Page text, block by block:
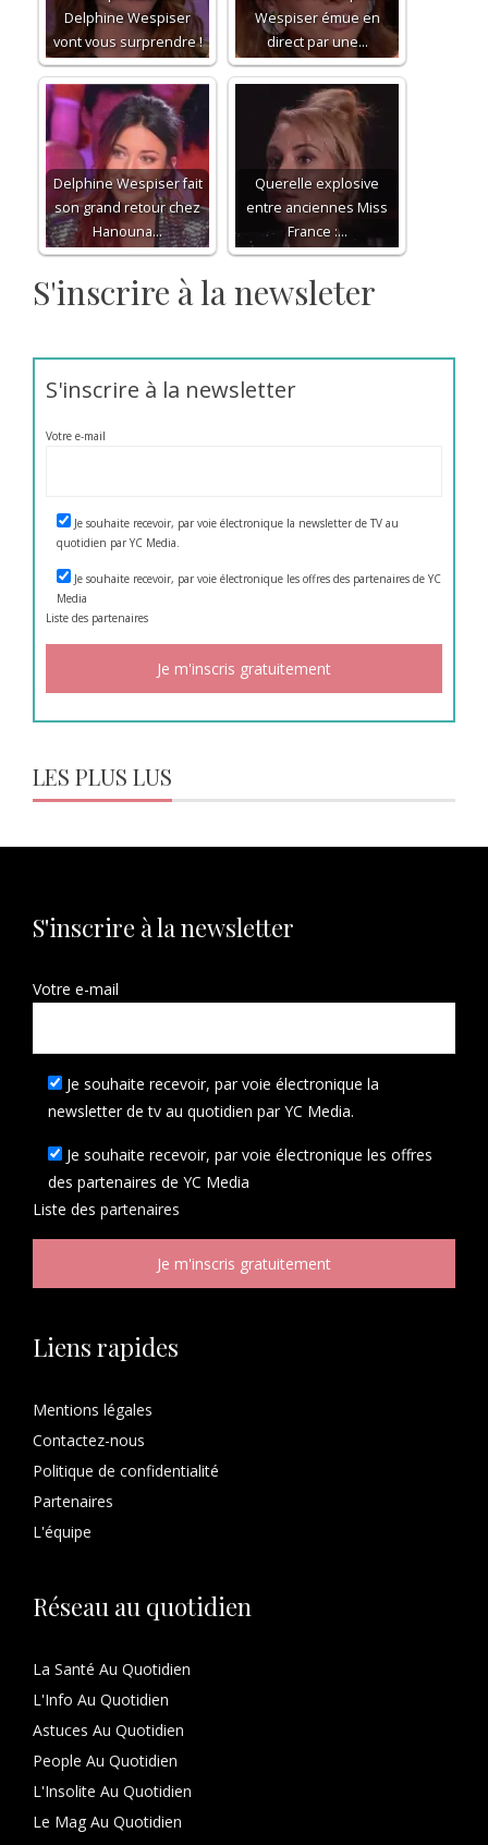
Delphine Wespiser
vont vous surprendre !
Wespiser émue en
direct par une…
Delphine Wespiser fait
son grand retour chez
Hanouna…
Querelle explosive
entre anciennes Miss
France :…
S'inscrire à la newsleter
S'inscrire à la newsletter
Votre e-mail
Je souhaite recevoir, par voie électronique la newsletter de TV au
quotidien par YC Media.
Je souhaite recevoir, par voie électronique les offres des partenaires de YC
Media
Liste des partenaires
LES PLUS LUS
S'inscrire à la newsletter
Votre e-mail
Je souhaite recevoir, par voie électronique la
newsletter de tv au quotidien par YC Media.
Je souhaite recevoir, par voie électronique les offres
des partenaires de YC Media
Liste des partenaires
Liens rapides
Mentions légales
Contactez-nous
Politique de confidentialité
Partenaires
L'équipe
Réseau au quotidien
La Santé Au Quotidien
L'Info Au Quotidien
Astuces Au Quotidien
People Au Quotidien
L'Insolite Au Quotidien
Le Mag Au Quotidien